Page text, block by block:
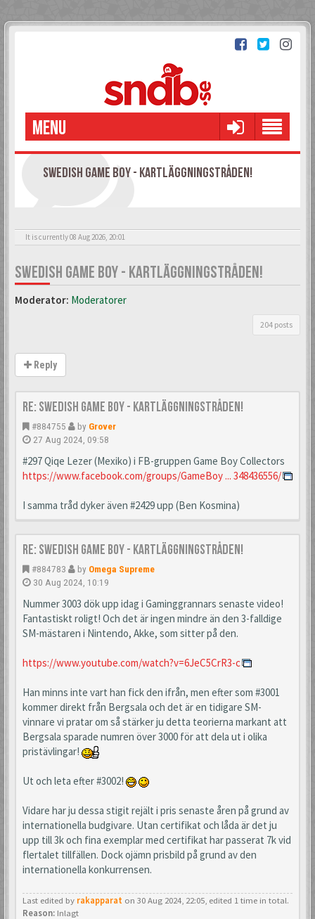
MENU
SWEDISH GAME BOY - KARTLÄGGNINGSTRÅDEN!
It is currently 08 Aug 2026, 20:01
SWEDISH GAME BOY - KARTLÄGGNINGSTRÅDEN!
Moderator: Moderatorer
204 posts
Reply
Re: Swedish Game Boy - Kartläggningstråden!
#884755 by Grover
27 Aug 2024, 09:58
#297 Qiqe Lezer (Mexiko) i FB-gruppen Game Boy Collectors
https://www.facebook.com/groups/GameBoy ... 348436556/
I samma tråd dyker även #2429 upp (Ben Kosmina)
Re: Swedish Game Boy - Kartläggningstråden!
#884783 by Omega Supreme
30 Aug 2024, 10:19
Nummer 3003 dök upp idag i Gaminggrannars senaste video!
Fantastiskt roligt! Och det är ingen mindre än den 3-falldige
SM-mästaren i Nintendo, Akke, som sitter på den.
https://www.youtube.com/watch?v=6JeC5CrR3-c
Han minns inte vart han fick den ifrån, men efter som #3001
kommer direkt från Bergsala och det är en tidigare SM-
vinnare vi pratar om så stärker ju detta teorierna markant att
Bergsala sparade numren över 3000 för att dela ut i olika
pristävlingar!
Ut och leta efter #3002!
Vidare har ju dessa stigit rejält i pris senaste åren på grund av
internationella budgivare. Utan certifikat och låda är det ju
upp till 3k och fina exemplar med certifikat har passerat 7k vid
flertalet tillfällen. Dock ojämn prisbild på grund av den
internationella konkurrensen.
Last edited by rakapparat on 30 Aug 2024, 22:05, edited 1 time in total.
Reason: Inlagt